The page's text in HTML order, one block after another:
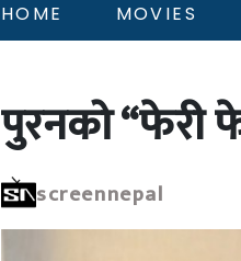
HOME MOVIES
पुरनको “फेरी
screennepal